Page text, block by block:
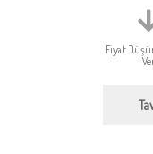
Fiyat